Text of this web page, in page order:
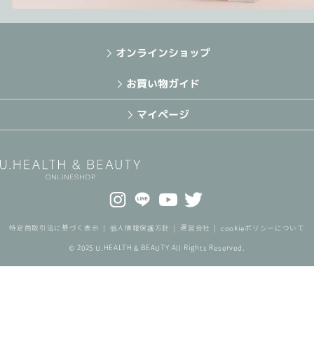
オンラインショップ
お買い物ガイド
マイページ
© 2025 U.HEALTH & BEAUTY All Rights Reserved.
特定商取引法に基づく表示 個人情報保護方針 運営会社 cookieポリシーについて